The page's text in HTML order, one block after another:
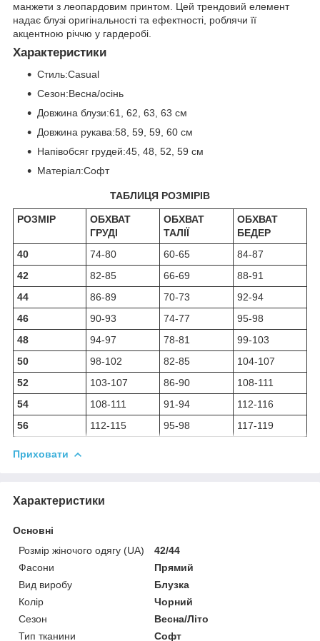
манжети з леопардовим принтом. Цей трендовий елемент
надає блузі оригінальності та ефектності, роблячи її
акцентною річчю у гардеробі.
Характеристики
Стиль:Casual
Сезон:Весна/осінь
Довжина блузи:61, 62, 63, 63 см
Довжина рукава:58, 59, 59, 60 см
Напівобсяг грудей:45, 48, 52, 59 см
Матеріал:Софт
ТАБЛИЦЯ РОЗМІРІВ
РОЗМІР
ОБХВАТ
ГРУДІ
ОБХВАТ
ТАЛІЇ
ОБХВАТ
БЕДЕР
40
74-80 60-65
84-87
42
82-85 66-69
88-91
44
86-89 70-73
92-94
46
90-93 74-77
95-98
48
94-97 78-81
99-103
50
98-102 82-85
104-107
52
103-107 86-90
108-111
54
108-111 91-94
112-116
56
112-115 95-98 117-119
Приховати
Характеристики
Основні
Розмір жіночого одягу (UA)
42/44
Фасони
Прямий
Вид виробу
Блузка
Колір
Чорний
Сезон
Весна/Літо
Тип тканини
Софт